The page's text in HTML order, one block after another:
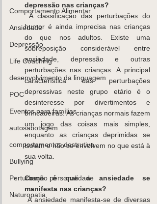
Marcar
Comportamento Alimentar
Ansiedade
Depressão
Life Coaching
desenvolvimento da linguagem
POC
Eventos para famílias
autosabotagem
comportamentos destrutivo
Bullying
Perturbação personalidade
Naturopatia
depressão nas crianças?
A classificação das perturbações do
humor é ainda imprecisa nas crianças
do que nos adultos. Existe uma
sobreposição considerável entre
ansiedade, depressão e outras
perturbações nas crianças. A principal
característica das perturbações
depressivas neste grupo etário é o
desinteresse por divertimentos e
brincadeiras. As crianças normais fazem
um jogo das coisas mais simples,
enquanto as crianças deprimidas se
isolam e não se envolvem no que está à
sua volta.
Como é que a ansiedade se
manifesta nas crianças?
A ansiedade manifesta-se de diversas